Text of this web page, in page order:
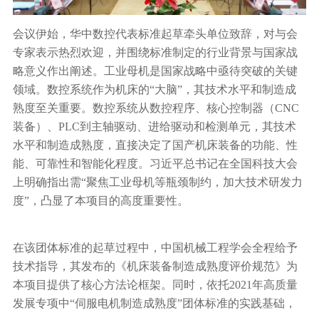
会议伊始，华中数控代表标准起草牵头单位致辞，对与会
专家表示热烈欢迎，并围绕标准制定的行业背景与国家战
略意义作出阐述。工业母机是国家战略中亟待突破的关键
领域。数控系统作为机床的“大脑”，其技术水平和制造成
熟度至关重要。数控系统从数控程序、核心控制器（CNC
装备）、PLC到主轴驱动、进给驱动和检测单元，其技术
水平和制造成熟度，直接决定了国产机床装备的功能、性
能、可靠性和智能化程度。习近平总书记在全国科技大会
上明确指出需“聚焦工业母机等瓶颈制约，加大技术研发力
度”，凸显了本项目的高度重要性。
在该团体标准的起草过程中，中国机械工程学会全程给予
技术指导，其发布的《机床装备制造成熟度评价规范》为
本项目提供了核心方法论框架。同时，依托2021年高质量
发展专项中“伺服电机制造成熟度”团体标准的实践基础，